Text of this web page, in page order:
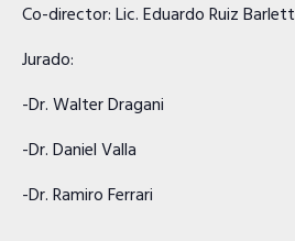
Co-director: Lic. Eduardo Ruiz Barlett
Jurado:
-Dr. Walter Dragani
-Dr. Daniel Valla
-Dr. Ramiro Ferrari